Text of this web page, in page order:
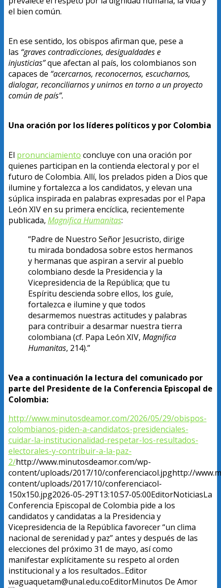
el bien común.
En ese sentido, los obispos afirman que, pese a
las “graves contradicciones, desigualdades e
injusticias”que afectan al país, los colombianos son
capaces de “acercarnos, reconocernos, escucharnos,
dialogar, reconciliarnos y unirnos en torno a un proyecto
común de país”.
Una oración por los líderes políticos y por Colombia
El pronunciamiento concluye con una oración por
quienes participan en la contienda electoral y por el
futuro de Colombia. Allí, los prelados piden a Dios que
ilumine y fortalezca a los candidatos, y elevan una
súplica inspirada en palabras expresadas por el Papa
León XIV en su primera encíclica, recientemente
publicada, Magnifica Humanitas:
“Padre de Nuestro Señor Jesucristo, dirige
tu mirada bondadosa sobre estos hermanos
y hermanas que aspiran a servir al pueblo
colombiano desde la Presidencia y la
Vicepresidencia de la República; que tu
Espíritu descienda sobre ellos, los guíe,
fortalezca e ilumine y que todos
desarmemos nuestras actitudes y palabras
para contribuir a desarmar nuestra tierra
colombiana (cf. Papa León XIV, Magnifica
Humanitas, 214).”
Vea a continuación la lectura del comunicado por
parte del Presidente de la Conferencia Episcopal de
Colombia:
http://www.minutosdeamor.com/2026/05/29/obispos-
colombianos-piden-a-candidatos-presidenciales-
cuidar-la-institucionalidad-respetar-los-resultados-
electorales-y-contribuir-a-la-paz-
2/http://www.minutosdeamor.com/wp-
content/uploads/2017/10/conferenciacol.jpghttp://
content/uploads/2017/10/conferenciacol-
150x150.jpg2026-05-29T13:10:57-05:00EditorNoticiasLa
Conferencia Episcopal de Colombia pide a los
candidatos y candidatas a la Presidencia y
Vicepresidencia de la República favorecer “un clima
nacional de serenidad y paz” antes y después de las
elecciones del próximo 31 de mayo, así como
manifestar explícitamente su respeto al orden
institucional y a los resultados...Editor
waguaquetam@unal.edu.coEditorMinutos De Amor